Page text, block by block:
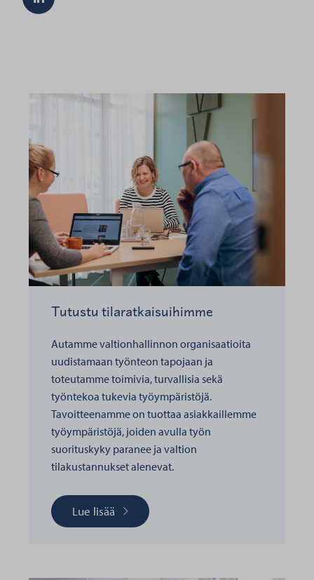
Tutustu tilaratkaisuihimme
Autamme valtionhallinnon organisaatioita
uudistamaan työnteon tapojaan ja
toteutamme toimivia, turvallisia sekä
työntekoa tukevia työympäristöjä.
Tavoitteenamme on tuottaa asiakkaillemme
työympäristöjä, joiden avulla työn
suorituskyky paranee ja valtion
tilakustannukset alenevat.
Lue lisää